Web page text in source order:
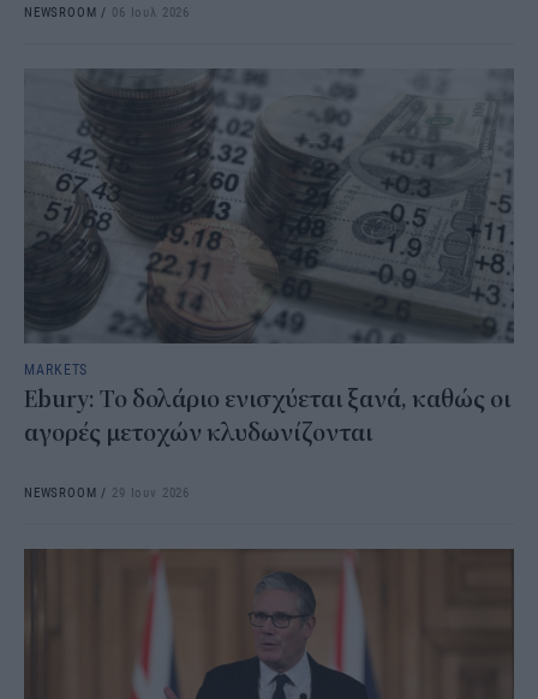
NEWSROOM / 06 Ιουλ 2026
MARKETS
Ebury : Το δολάριο ενισχύεται ξανά, καθώς οι
αγορές μετοχών κλυδωνίζονται
NEWSROOM / 29 Ιουν 2026